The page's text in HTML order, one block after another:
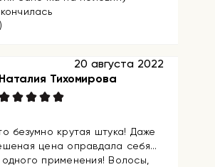
Наталия Тихомирова
безумно крутая штука! Даже
цена оправдала себя...
применения! Волосы,
20 августа 2022